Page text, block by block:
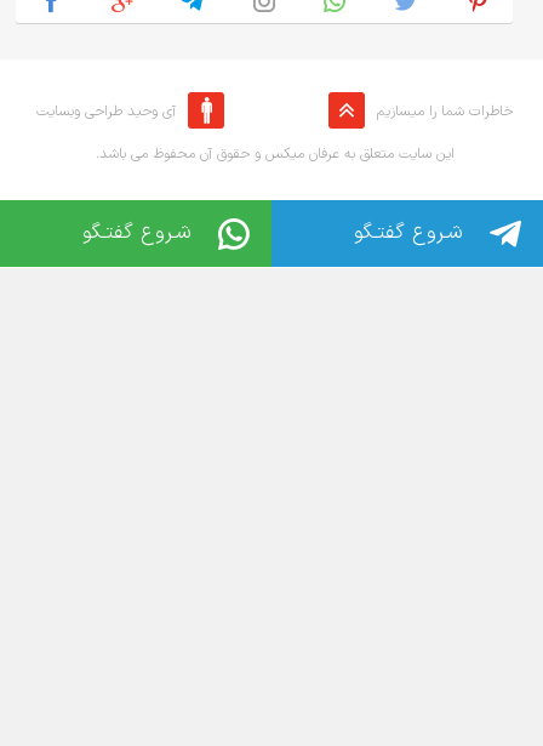
خاطرات شما را میسازیم
آی وحید طراحی وبسایت
.این سایت متعلق به عرفان میکس و حقوق آن محفوظ می باشد
شـروع گفتـگو شـروع گفتـگو